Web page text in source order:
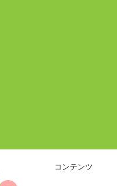
コンテンツ